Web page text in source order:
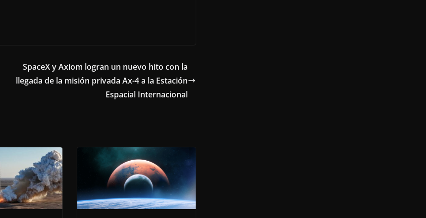
SpaceX y Axiom logran un nuevo hito con la
llegada de la misión privada Ax-4 a la Estación
Espacial Internacional